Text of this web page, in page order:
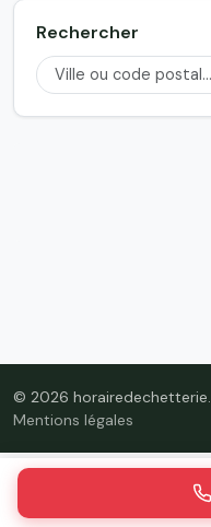
Rechercher
© 2026
Mentions légales